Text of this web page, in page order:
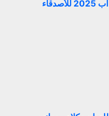
اب 2025 للأصدقاء